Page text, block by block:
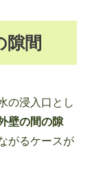
隙間
の浸入口とし
壁の間の隙
がるケースが